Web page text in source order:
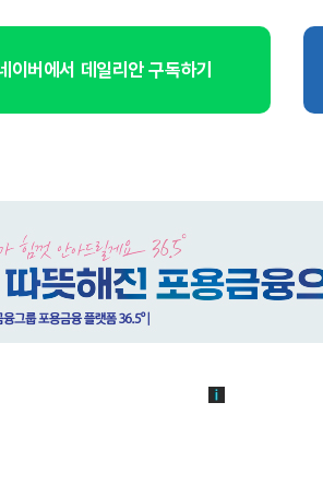
이버에서 데일리안 구독하기